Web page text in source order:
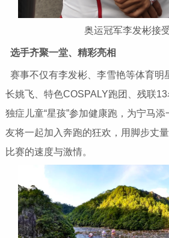
奥运冠军李发彬接
选手齐聚一堂、精彩亮相
赛事不仅有李发彬、李雪艳等体育明
长姚飞、特色COSPALY跑团、残联
独症儿童“星孩”参加健康跑，为宁马
友将一起加入奔跑的狂欢，用脚步丈
比赛的速度与激情。